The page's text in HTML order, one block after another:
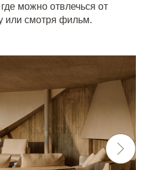
можно отвлечься от
или смотря фильм.